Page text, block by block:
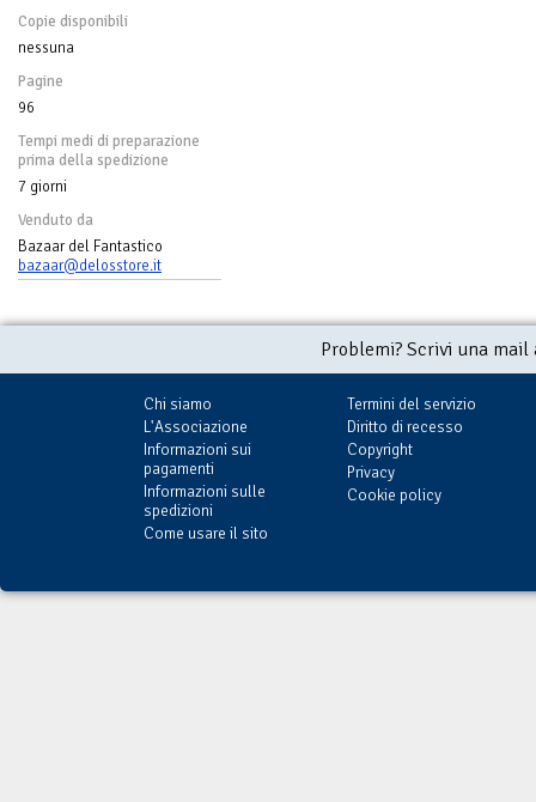
Copie disponibili
nessuna
Pagine
96
Tempi medi di preparazione
prima della spedizione
7 giorni
Venduto da
Bazaar del Fantastico
bazaar@delosstore.it
Problemi? Scrivi una
Chi siamo
L'Associazione
Informazioni sui
pagamenti
Informazioni sulle
spedizioni
Come usare il sito
Termini del servizio
Diritto di recesso
Copyright
Privacy
Cookie policy